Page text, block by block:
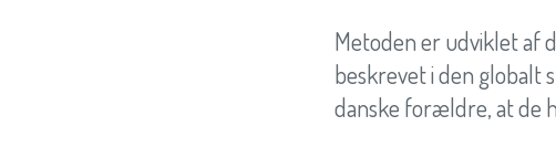
Metoden er udviklet af
beskrevet i den globalt
danske forældre, at de